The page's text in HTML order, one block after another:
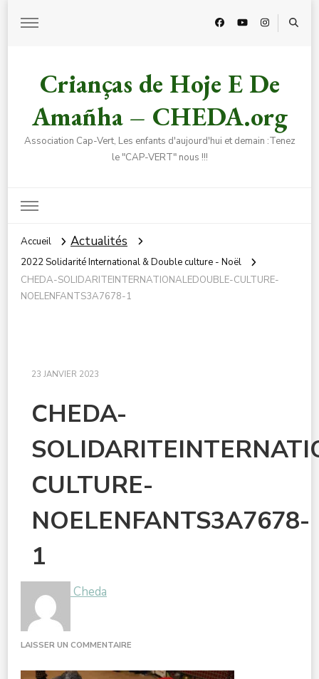
Crianças de Hoje E De
Amañha – CHEDA.org
Association Cap-Vert, Les enfants d'aujourd'hui et demain :Tenez
le "CAP-VERT" nous !!!
Accueil Actualités
2022 Solidarité International & Double culture - Noël
CHEDA-SOLIDARITEINTERNATIONALEDOUBLE-CULTURE-
NOELENFANTS3A7678-1
23 JANVIER 2023
CHEDA-
CULTURE-
NOELENFANTS3A7678-
1
Cheda
LAISSER UN COMMENTAIRE
SOLIDARITEINTERNATIONALEDOUBLE-